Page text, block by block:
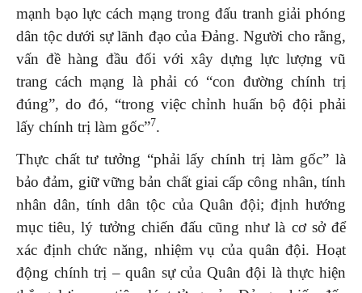
mạnh bạo lực cách mạng trong đấu tranh giải phóng
dân tộc dưới sự lãnh đạo của Đảng. Người cho rằng,
vấn đề hàng đầu đối với xây dựng lực lượng vũ
trang cách mạng là phải có “con đường chính trị
đúng”, do đó, “trong việc chỉnh huấn bộ đội phải
lấy chính trị làm gốc”7.
Thực chất tư tưởng “phải lấy chính trị làm gốc” là
bảo đảm, giữ vững bản chất giai cấp công nhân, tính
nhân dân, tính dân tộc của Quân đội; định hướng
mục tiêu, lý tưởng chiến đấu cũng như là cơ sở để
xác định chức năng, nhiệm vụ của quân đội. Hoạt
động chính trị – quân sự của Quân đội là thực hiện